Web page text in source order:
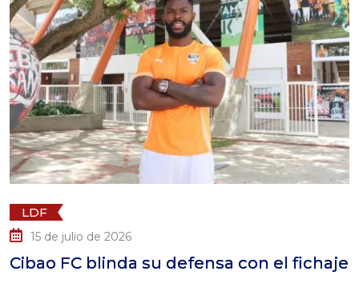
15 de julio de 2026
FC blinda su defensa con el fichaje